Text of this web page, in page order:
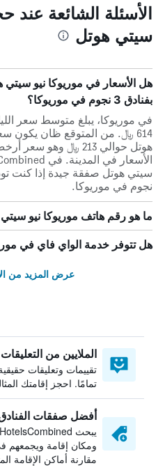
الأسئلة الشائعة عند
سيتي هوتل
هل الأسعار في موريوكا نيو سيتي
بفنادق 3 نجوم في موريوكا؟
614 ﷼. من المتوقع ظان يكون
نجوم في موريوكا.
ما هو رقم هاتف موريوكا نيو
هل تتوفر خدمة الواي فاي في
عرض المزيد من
الملايين من التعليقات
تقييمات وتعليقات
تمامًا. احجز إقامتك
أفضل صفقات
ومكان إقامة
مقارنة أماكن الإقامة